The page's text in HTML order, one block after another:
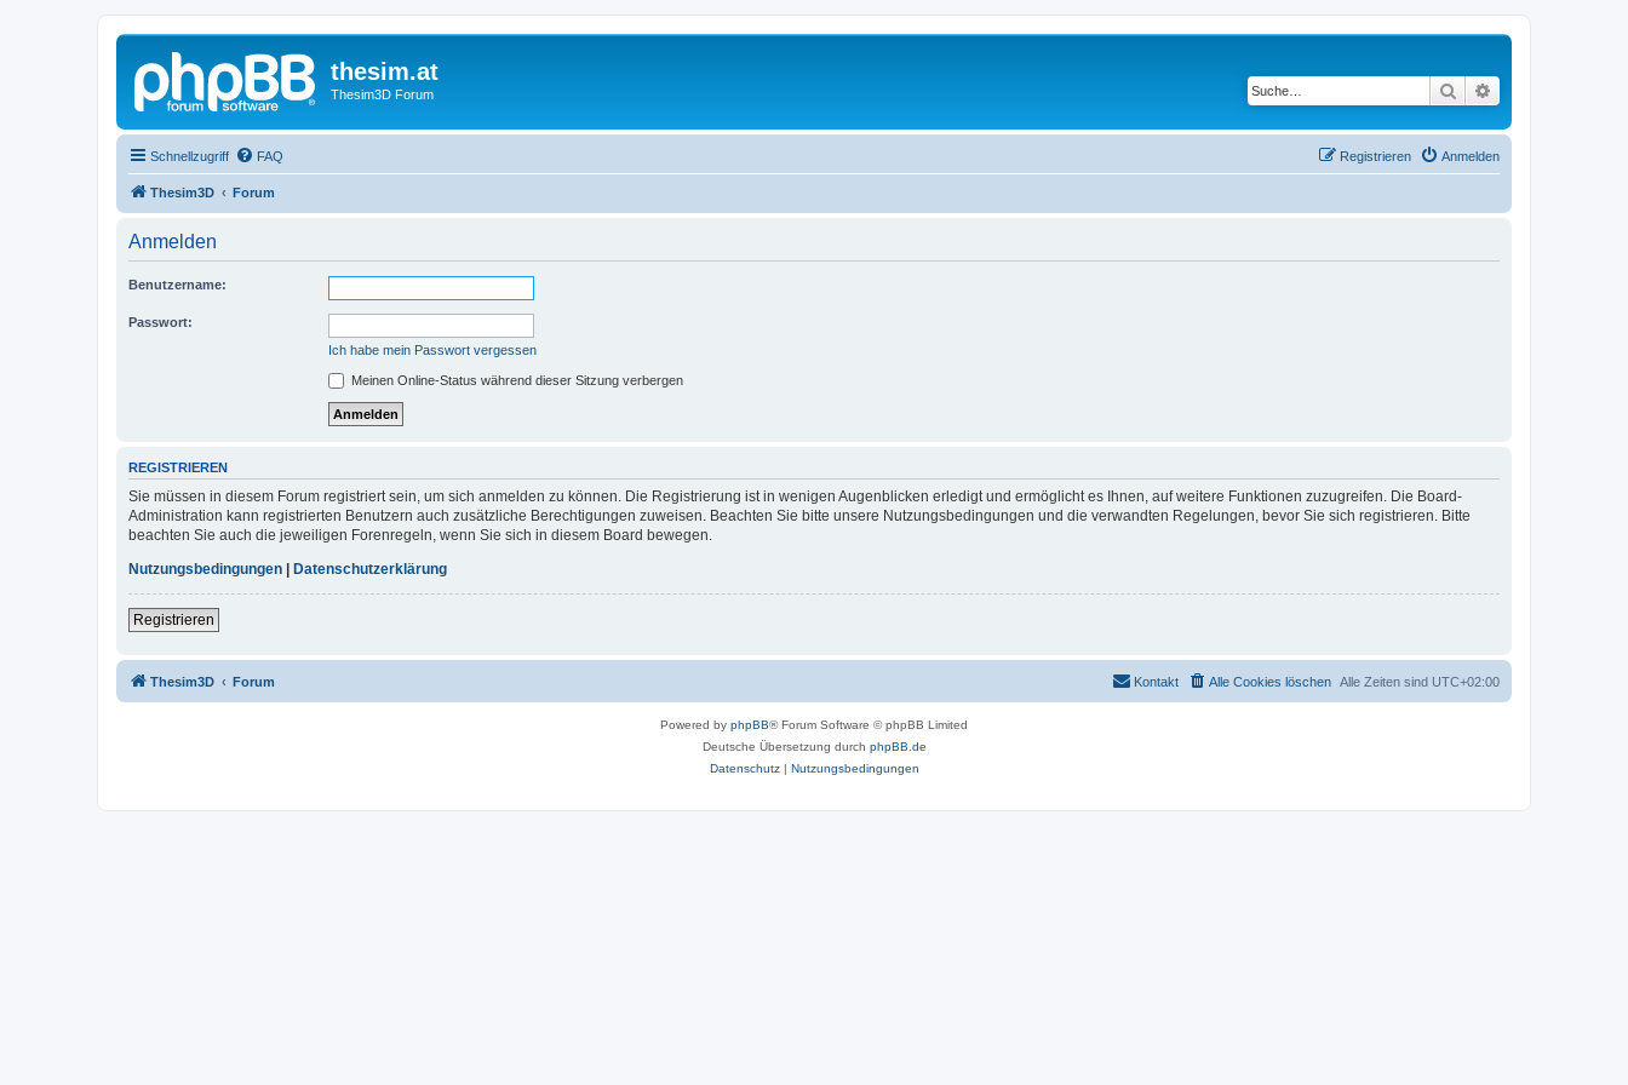
thesim.at
Thesim3D Forum Suche
Schnellzugriff FAQ Anmelden
Registrieren
Thesim3D Forum
Anmelden
Benutzername:
Passwort:
Ich habe mein Passwort vergessen
Meinen Online-Status während dieser Sitzung verbergen
REGISTRIEREN
Sie müssen in diesem Forum registriert sein, um sich anmelden zu können. Die Registrierung ist in wenigen Augenblicken erledigt und ermöglicht es Ihnen, auf weitere Funktionen zuzugreifen. Die Board-
Administration kann registrierten Benutzern auch zusätzliche Berechtigungen zuweisen. Beachten Sie bitte unsere Nutzungsbedingungen und die verwandten Regelungen, bevor Sie sich registrieren. Bitte
beachten Sie auch die jeweiligen Forenregeln, wenn Sie sich in diesem Board bewegen.
Nutzungsbedingungen | Datenschutzerklärung
Registrieren
Thesim3D Forum Alle Zeiten sind UTC+02:00
Alle Cookies löschen
Kontakt
Powered by phpBB® Forum Software © phpBB Limited
Deutsche Übersetzung durch phpBB.de
Datenschutz| Nutzungsbedingungen